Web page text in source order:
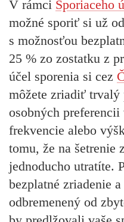
V rámci Sporiaceho
možné sporiť si už
s možnosťou
25 % zo zostatku z
účel sporenia si cez
môžete zriadiť
osobných
frekvencie alebo
tomu, že na šetrenie
jednoducho utratíte.
bezplatné zriadenie
odbremenený od